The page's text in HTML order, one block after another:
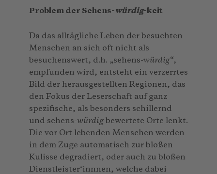
Problem der Sehens-würdig-keit
Da das alltägliche Leben der besuchten
Menschen an sich oft nicht als
besuchenswert, d.h. „sehens-würdig“,
empfunden wird, entsteht ein verzerrtes
Bild der herausgestellten Regionen, das
den Fokus der Leserschaft auf ganz
spezifische, als besonders schillernd
und sehens-würdig bewertete Orte lenkt.
Die vor Ort lebenden Menschen werden
in dem Zuge automatisch zur bloßen
Kulisse degradiert, oder auch zu bloßen
Dienstleister*innnen, welche dabei